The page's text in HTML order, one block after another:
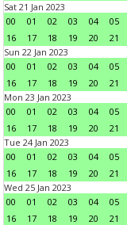
Sat 21 Jan 2023
00
01 02 03 04 05
16
17 18 19 20 21
Sun 22 Jan 2023
00
01 02 03 04 05
16
17 18 19 20 21
Mon 23 Jan 2023
00
01 02 03 04 05
16
17 18 19 20 21
Tue 24 Jan 2023
00
01 02 03 04 05
16
17 18 19 20 21
Wed 25 Jan 2023
00
01 02 03 04 05
16
17 18 19 20 21